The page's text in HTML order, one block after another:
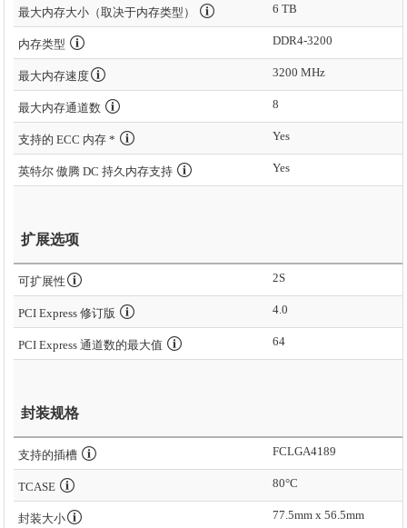
最大内存大小（取决于内存类型） 6 TB
内存类型 DDR4-3200
最大内存速度 3200 MHz
最大内存通道数 8
支持的 ECC 内存 * Yes
英特尔 傲腾 DC 持久内存支持 Yes
扩展选项
可扩展性 2S
PCI Express 修订版 4.0
PCI Express 通道数的最大值 64
封装规格
支持的插槽 FCLGA4189
TCASE 80°C
封装大小 77.5mm x 56.5mm